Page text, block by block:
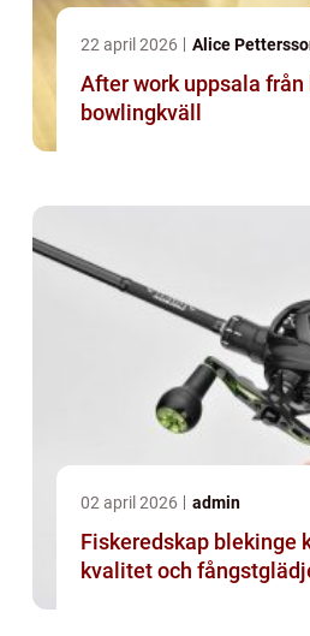
22 april 2026 Alice
After work uppsala från barhäng till
bowlingkväll
02 april 2026 admin
Fiskeredskap blekinge kunskap,
kvalitet och